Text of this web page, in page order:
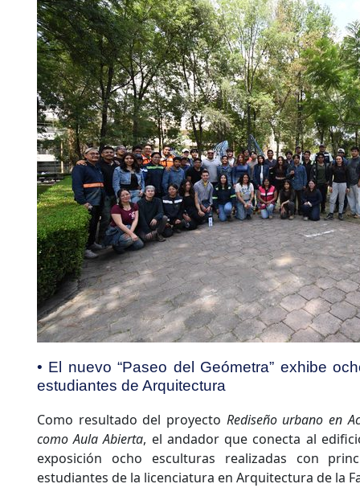
• El nuevo “Paseo del Geómetra” exhibe
estudiantes de Arquitectura
Como resultado del proyecto Rediseño urbano en
como Aula Abierta, el andador que conecta al
exposición ocho esculturas realizadas con
estudiantes de la licenciatura en Arquitectura de la